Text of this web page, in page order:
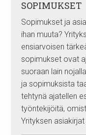
SOPIMUKSET
Sopimukset ja
ihan muuta?
ensiarvoisen
sopimukset ovat
suoraan lain
ja sopimuksista
tehtynä ajatellen
työntekijöitä,
Yrityksen